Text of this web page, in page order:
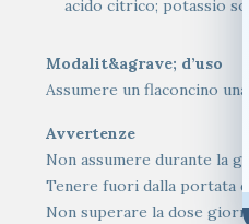
acido citrico; potassio
Modalit&agrave; d’uso
Assumere un flaconcino
Avvertenze
Non assumere durante la
Tenere fuori dalla portata
Non superare la dose